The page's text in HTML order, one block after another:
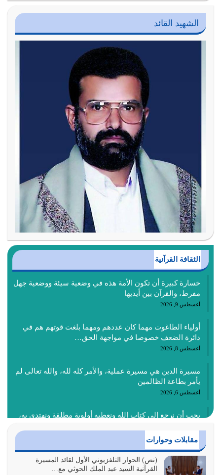
الشهيد القائد
الثقافة القرآنية
خسارة كبيرة أن تكون الأمة هذه في وضعية سيئة ووضعية جهل
مفرط، والقرآن بين أيديها
أغسطس 9, 2026
أولياء الطاغوت مهما كان عددهم ومهما بلغت قوتهم هم في
دائرة الضعف خصوصا في مواجهة الحق…
أغسطس 8, 2026
مسيرة الدين هي مسيرة عملية، والأمر كله لله، والله تعالى لم
يأمر بطاعة الظالمين
أغسطس 6, 2026
يجب أن نرجع إلى كتاب الله ونعطيه أولوية مطلقة ونهتدي به،
أغسطس 4, 2026
عندما لم تؤخذ منهجية تعليم الناس من خلال القرآن الكريم
حصل ضياع للأمة وضياع للأجيال
مقابلات وحوارات
(نص) الحوار التلفزيوني الأول لقائد المسيرة
القرآنية السيد عبد الملك الحوثي مع…